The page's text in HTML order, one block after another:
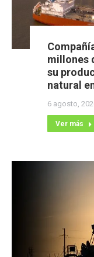
millones
su
natural
6 agosto,
Ver más